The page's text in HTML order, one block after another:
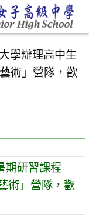
學辦理高中生
術」營隊，歡
期研習課程
術」營隊，歡